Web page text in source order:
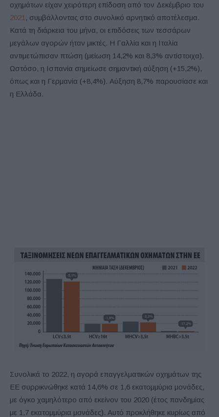
οχημάτων είχαν χειρότερη επίδοση από τον Δεκέμβριο του
2021, συμβάλλοντας στο συνολικό αρνητικό αποτέλεσμα.
Κατά τη διάρκεια του μήνα, οι επιδόσεις των τεσσάρων
μεγάλων αγορών ήταν μικτές. Η Γαλλία και η Ιταλία
αντιμετώπισαν πτώση (μείωση 14,2% και 8,3% αντίστοιχα).
Ωστόσο, η Ισπανία σημείωσε σημαντική αύξηση (+15,2%),
όπως και η Γερμανία (+8,4%). Αύξηση 8,7% παρουσίασε και
η Ελλάδα.
Συνολικά το 2022, η αγορά επαγγελματικών οχημάτων της
ΕΕ συρρικνώθηκε κατά 14,6% σε 1,6 εκατομμύρια μονάδες,
με όγκο χαμηλότερο από εκείνον του 2020 (έτος πανδημίας
με 1,7 εκατομμύρια μονάδες). Αυτό προκλήθηκε κυρίως από